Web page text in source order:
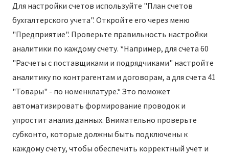
Для настройки счетов используйте "План счетов
бухгалтерского учета". Откройте его через меню
"Предприятие". Проверьте правильность настройки
аналитики по каждому счету. *Например, для счета 60
"Расчеты с поставщиками и подрядчиками" настройте
аналитику по контрагентам и договорам, а для счета 41
"Товары" - по номенклатуре.* Это поможет
автоматизировать формирование проводок и
упростит анализ данных. Внимательно проверьте
субконто, которые должны быть подключены к
каждому счету, чтобы обеспечить корректный учет и